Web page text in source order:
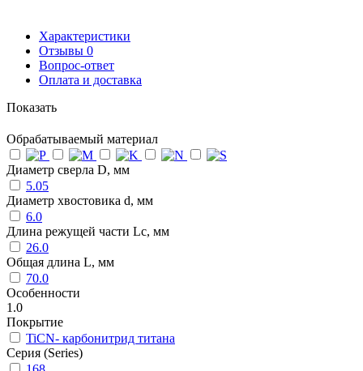
Характеристики
Отзывы 0
Вопрос-ответ
Оплата и доставка
Показать
Обрабатываемый материал
Диаметр сверла D, мм
5.05
Диаметр хвостовика d, мм
6.0
Длина режущей части Lc, мм
26.0
Общая длина L, мм
70.0
Особенности
1.0
Покрытие
TiCN- карбонитрид титана
Серия (Series)